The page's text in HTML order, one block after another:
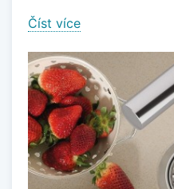
Číst více